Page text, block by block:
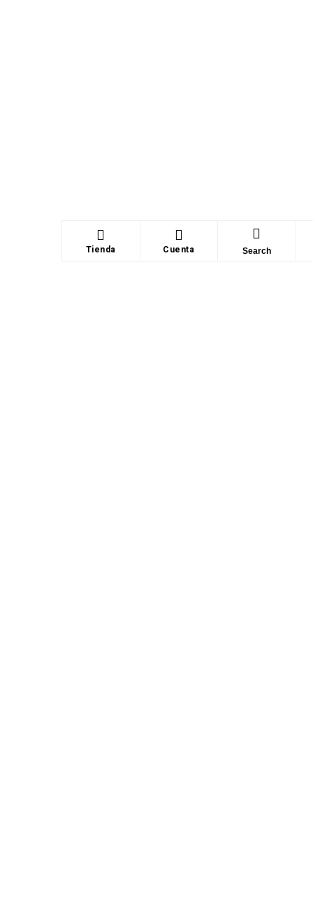
Tienda Cuenta Search